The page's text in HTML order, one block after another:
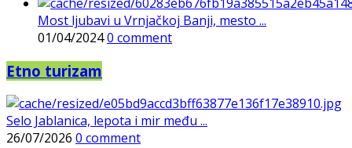
Most ljubavi u Vrnjačkoj Banji, mesto ...
01/04/20240 comment
Etno turizam
Selo Jablanica, lepota i mir među ...
26/07/2026 0 comment